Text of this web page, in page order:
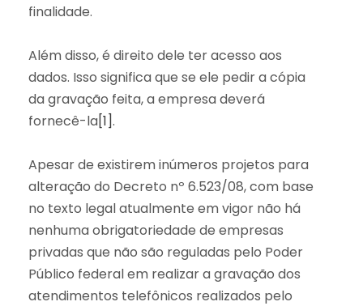
finalidade.
Além disso, é direito dele ter acesso aos
dados. Isso significa que se ele pedir a cópia
da gravação feita, a empresa deverá
fornecê-la[1].
Apesar de existirem inúmeros projetos para
alteração do Decreto nº 6.523/08, com base
no texto legal atualmente em vigor não há
nenhuma obrigatoriedade de empresas
privadas que não são reguladas pelo Poder
Público federal em realizar a gravação dos
atendimentos telefônicos realizados pelo